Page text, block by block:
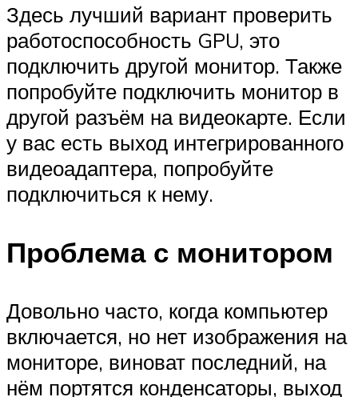
Здесь лучший вариант проверить
работоспособность GPU, это
подключить другой монитор. Также
попробуйте подключить монитор в
другой разъём на видеокарте. Если
у вас есть выход интегрированного
видеоадаптера, попробуйте
подключиться к нему.
Проблема с монитором
Довольно часто, когда компьютер
включается, но нет изображения на
мониторе, виноват последний, на
нём портятся конденсаторы, выход